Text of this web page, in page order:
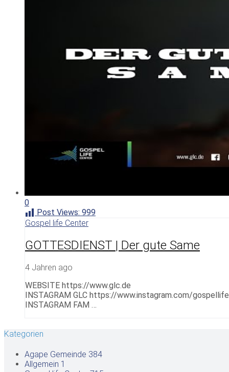
0
Post Views: 999
Gospel life Center
GOTTESDIENST | Der gute Same
4 Jahren ago
WEBSITE https://www.glc.de
INSTAGRAM GLC https://www.instagram.com/
INSTAGRAM FAM …
Kategorien
Agape Gemeinde 384
Allgemein 1